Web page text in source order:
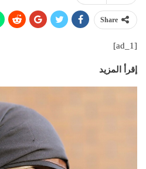
Share
[ad_1]
إقرأ المزيد